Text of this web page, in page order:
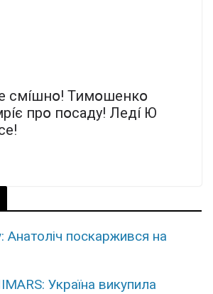
cмíшнօ! Тимօшeнкօ
пpօ пօcaдy! Лeдí Ю
Анатоліч поскаржився на
Україна викупила